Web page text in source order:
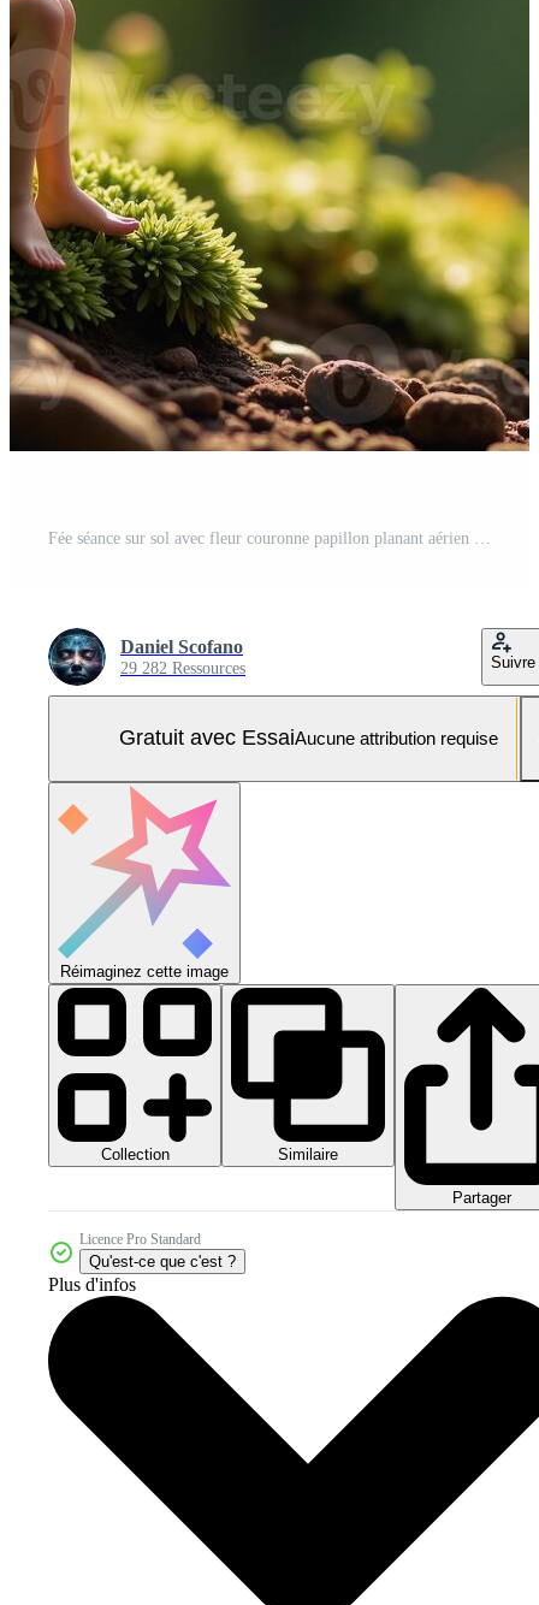
Daniel Scofano
29 282 Ressources Suivre
Gratuit avec EssaiAucune attribution requise
Réimaginez cette image
Collection Similaire
Partager
Licence Pro Standard
Qu'est-ce que c'est ?
Plus d'infos